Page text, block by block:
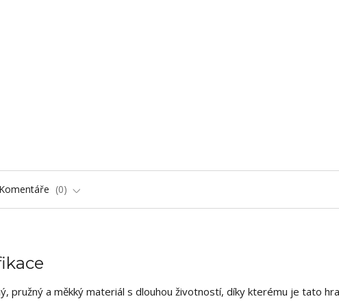
Komentáře 0
pružný a měkký materiál s dlouhou životností, díky kterému je tato